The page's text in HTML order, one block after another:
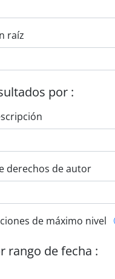
raíz
por :
derechos de autor
description
de máximo nivel
rango de fecha :